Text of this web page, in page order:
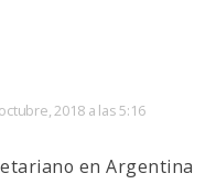
2018 a las 5:16
en Argentina